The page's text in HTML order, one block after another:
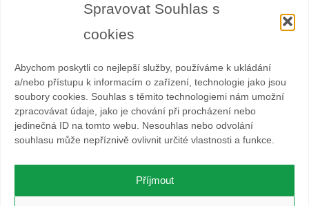
Spravovat Souhlas s
cookies
Abychom poskytli co nejlepší služby, používáme k ukládání
a/nebo přístupu k informacím o zařízení, technologie jako jsou
soubory cookies. Souhlas s těmito technologiemi nám umožní
zpracovávat údaje, jako je chování při procházení nebo
jedinečná ID na tomto webu. Nesouhlas nebo odvolání
souhlasu může nepříznivě ovlivnit určité vlastnosti a funkce.
Příjmout
Spolek BESKYDHOST je dobrovolný svazek fyzických a
právnických osob podnikajících v hostinské živnosti
a příbuzných oborech v oblasti cestovního ruchu. Místem
nad Ostravicí.